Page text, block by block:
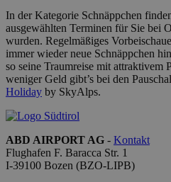
In der Kategorie Schnäppchen
ausgewählten Terminen für Sie bei
wurden. Regelmäßiges
immer wieder neue Schnäppchen
so seine Traumreise mit attraktivem
weniger Geld gibt’s bei den
Holiday by SkyAlps.
ABD AIRPORT AG - Kontakt
Flughafen F. Baracca Str. 1
I-39100 Bozen (BZO-LIPB)
[abcdef0123456789]
{32}
CookieScriptConsent